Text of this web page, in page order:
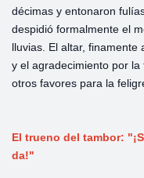
décimas y entonaron
despidió formalmente el
lluvias. El altar,
y el agradecimiento por
otros favores para la
El trueno del tambor:
da!"